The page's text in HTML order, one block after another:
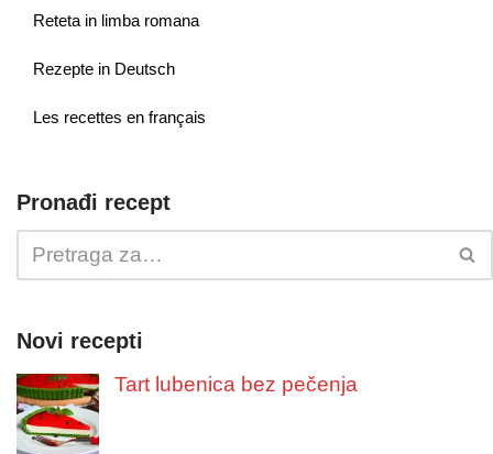
Reteta in limba romana
Rezepte in Deutsch
Les recettes en français
Pronađi recept
Novi recepti
Tart lubenica bez pečenja